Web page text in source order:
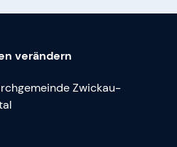
verändern
Zwickau-